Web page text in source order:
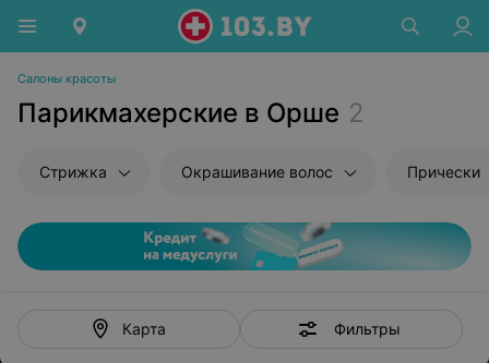
Салоны красоты
Парикмахерские в Орше 2
Стрижка Окрашивание волос Прически
Карта Фильтры